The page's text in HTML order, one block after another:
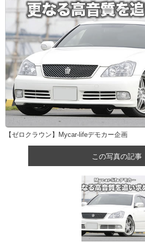
【ゼロクラウン】Mycar-lifeデモカー企画
この写真の記事